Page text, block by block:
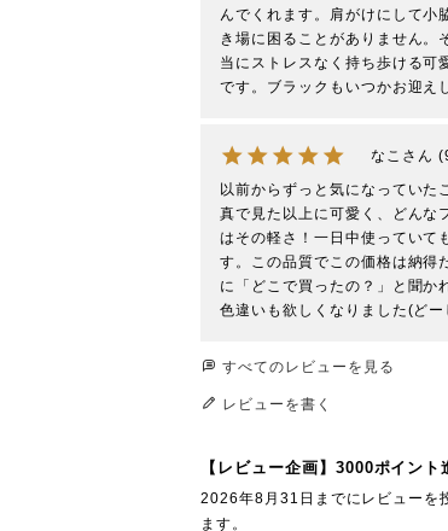
んでくれます。肩がけにして小
き場に困ることがありません。
当にストレスなく持ち歩ける可
です。ブラックもいつかお迎え
なこ
以前からずっと気になっていた
真で見た以上に可愛く、どんな
はその軽さ！一日中使っていて
す。この品質でこの価格は納得
に「どこで買ったの？」と聞
色違いも欲しくなりました(ど
すべてのレビューを見る
レビューを書く
【レビュー企画】3000ポイント
2026年8月31日までにレビューを
ます。